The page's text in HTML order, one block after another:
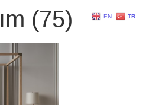
(75) EN TR